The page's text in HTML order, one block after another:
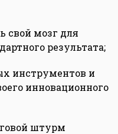
свой мозг для
результата;
инструментов и
инновационного
штурм